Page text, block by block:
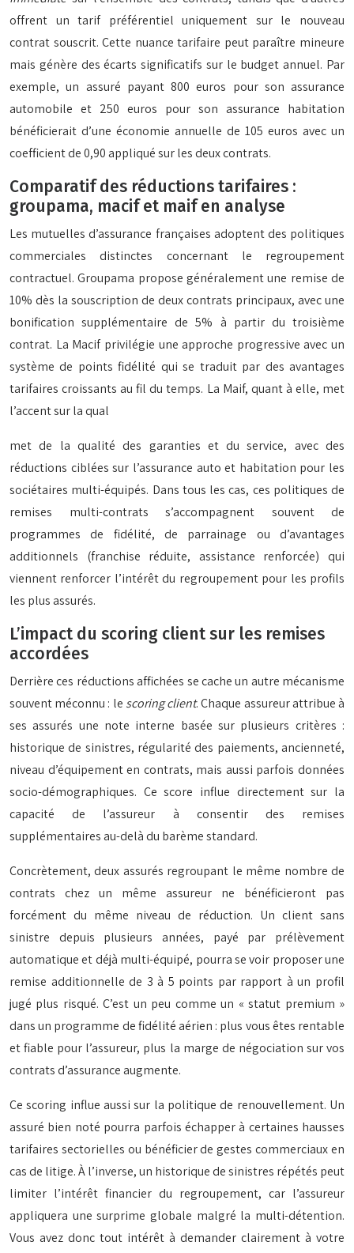
offrent un tarif préférentiel uniquement sur le nouveau
contrat souscrit. Cette nuance tarifaire peut paraître mineure
mais génère des écarts significatifs sur le budget annuel. Par
exemple, un assuré payant 800 euros pour son assurance
automobile et 250 euros pour son assurance habitation
bénéficierait d’une économie annuelle de 105 euros avec un
coefficient de 0,90 appliqué sur les deux contrats.
Comparatif des réductions tarifaires :
groupama, macif et maif en analyse
Les mutuelles d’assurance françaises adoptent des politiques
commerciales distinctes concernant le regroupement
contractuel. Groupama propose généralement une remise de
10% dès la souscription de deux contrats principaux, avec une
bonification supplémentaire de 5% à partir du troisième
contrat. La Macif privilégie une approche progressive avec un
système de points fidélité qui se traduit par des avantages
tarifaires croissants au fil du temps. La Maif, quant à elle, met
l’accent sur la qual
met de la qualité des garanties et du service, avec des
réductions ciblées sur l’assurance auto et habitation pour les
sociétaires multi-équipés. Dans tous les cas, ces politiques de
remises multi-contrats s’accompagnent souvent de
programmes de fidélité, de parrainage ou d’avantages
additionnels (franchise réduite, assistance renforcée) qui
viennent renforcer l’intérêt du regroupement pour les profils
les plus assurés.
L’impact du scoring client sur les remises
accordées
Derrière ces réductions affichées se cache un autre mécanisme
souvent méconnu : le scoring client. Chaque assureur attribue à
ses assurés une note interne basée sur plusieurs critères :
historique de sinistres, régularité des paiements, ancienneté,
niveau d’équipement en contrats, mais aussi parfois données
socio-démographiques. Ce score influe directement sur la
capacité de l’assureur à consentir des remises
supplémentaires au-delà du barème standard.
Concrètement, deux assurés regroupant le même nombre de
contrats chez un même assureur ne bénéficieront pas
forcément du même niveau de réduction. Un client sans
sinistre depuis plusieurs années, payé par prélèvement
automatique et déjà multi-équipé, pourra se voir proposer une
remise additionnelle de 3 à 5 points par rapport à un profil
jugé plus risqué. C’est un peu comme un « statut premium »
dans un programme de fidélité aérien : plus vous êtes rentable
et fiable pour l’assureur, plus la marge de négociation sur vos
contrats d’assurance augmente.
Ce scoring influe aussi sur la politique de renouvellement. Un
assuré bien noté pourra parfois échapper à certaines hausses
tarifaires sectorielles ou bénéficier de gestes commerciaux en
cas de litige. À l’inverse, un historique de sinistres répétés peut
limiter l’intérêt financier du regroupement, car l’assureur
appliquera une surprime globale malgré la multi-détention.
Vous avez donc tout intérêt à demander clairement à votre